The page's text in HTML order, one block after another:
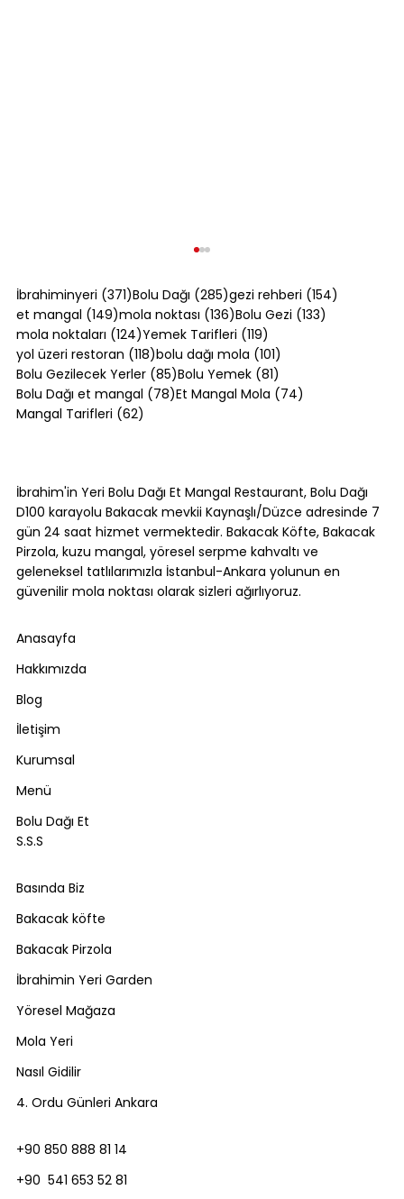
Tek Yer: Bakacak Mevkii [2026]
İbrahiminyeri (371)371 yazı
Bolu Dağı (285)285 yazı
gezi rehberi (154)
et mangal (149)149 yazı
mola noktası (136)136 yazı
Bolu Gezi (133)
mola noktaları (124)124 yazı
Yemek Tarifleri (119)
yol üzeri restoran (118)118 yazı
bolu dağı mola (101)
Bolu Gezilecek Yerler (85)85 yazı
Bolu Yemek (81)
Bolu Dağı et mangal (78)78 yazı
Et Mangal Mola (74)
Mangal Tarifleri (62)
İbrahim'in Yeri Bolu Dağı Et Mangal Restaurant, Bolu Dağı
D100 karayolu Bakacak mevkii Kaynaşlı/Düzce adresinde 7
gün 24 saat hizmet vermektedir. Bakacak Köfte, Bakacak
Pirzola, kuzu mangal, yöresel serpme kahvaltı ve
geleneksel tatlılarımızla İstanbul-Ankara yolunun en
güvenilir mola noktası olarak sizleri ağırlıyoruz.
Anasayfa
Hakkımızda
Blog
İletişim
Kurumsal
Menü
Bolu Dağı Et
S.S.S
Basında Biz
Bakacak köfte
Bakacak Pirzola
İbrahimin Yeri Garden
Yöresel Mağaza
Mola Yeri
Nasıl Gidilir
4. Ordu Günleri Ankara
+90 850 888 81 14
+90 541 653 52 81